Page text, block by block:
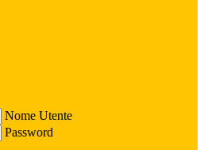
Nome Utente
Password